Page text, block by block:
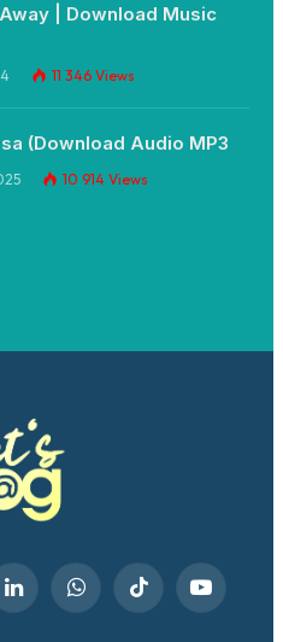
| Download Music
11 346 Views
(Download Audio MP3
10 914 Views
LinkedInWhatsAppTikTok YouTube